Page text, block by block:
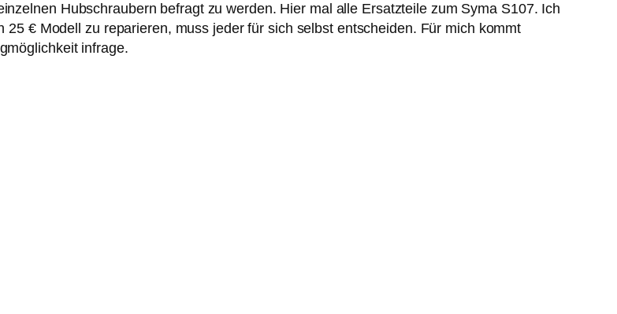
Hubschraubern befragt zu werden. Hier mal alle Ersatzteile zum Syma S107. Ich
€ Modell zu reparieren, muss jeder für sich selbst entscheiden. Für mich kommt
infrage.